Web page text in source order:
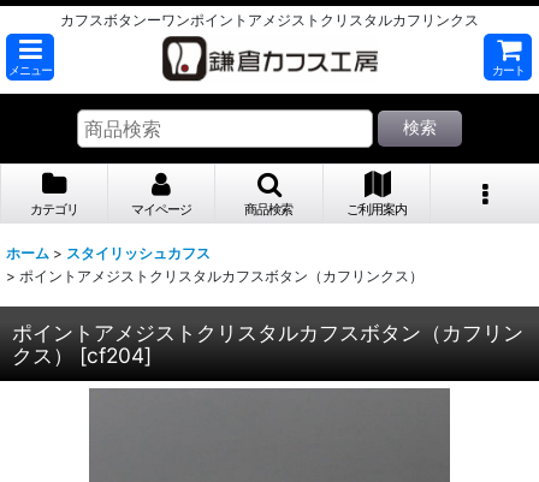
カフスボタンーワンポイントアメジストクリスタルカフリンクス
メニュー カート
検索
カテゴリ マイページ 商品検索 ご利用案内
ホーム > スタイリッシュカフス
> ポイントアメジストクリスタルカフスボタン（カフリンクス）
ポイントアメジストクリスタルカフスボタン（カフリン
クス）
[cf204]